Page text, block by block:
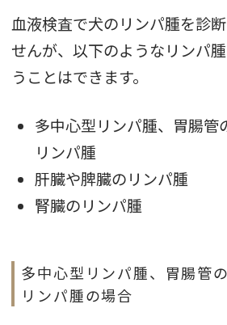
血液検査で犬のリンパ腫を診
せんが、以下のようなリンパ
うことはできます。
多中心型リンパ腫、胃腸管
リンパ腫
肝臓や脾臓のリンパ腫
腎臓のリンパ腫
多中心型リンパ腫、胃腸管
リンパ腫の場合